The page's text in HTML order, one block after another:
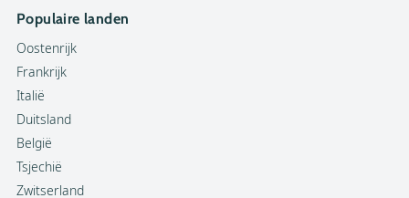
Populaire landen
Oostenrijk
Frankrijk
Italië
Duitsland
België
Tsjechië
Zwitserland